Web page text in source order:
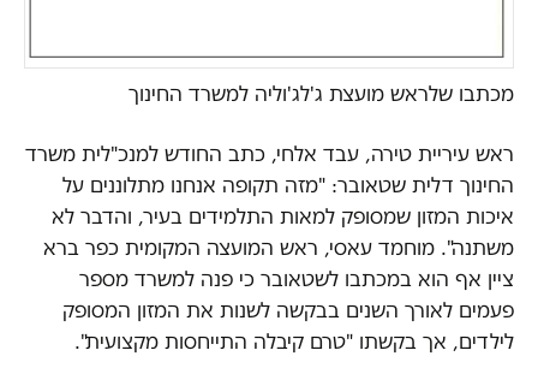
מכתבו שלראש מועצת ג'לג'וליה למשרד החינוך
ראש עיריית טירה, עבד אלחי, כתב החודש למנכ"לית משרד
החינוך דלית שטאובר: "מזה תקופה אנחנו מתלוננים על
איכות המזון שמסופק למאות התלמידים בעיר, והדבר לא
משתנה". מוחמד עאסי, ראש המועצה המקומית כפר ברא
ציין אף הוא במכתבו לשטאובר כי פנה למשרד מספר
פעמים לאורך השנים בבקשה לשנות את המזון המסופק
לילדים, אך בקשתו "טרם קיבלה התייחסות מקצועית".